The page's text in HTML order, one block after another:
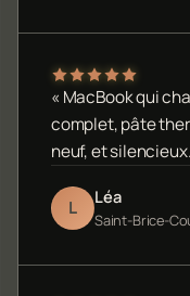
« MacBook qui
complet, pâte
neuf, et
L Léa
Saint-Brice-